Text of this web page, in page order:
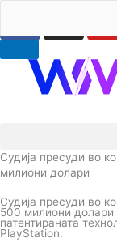
content
e
k
t
a
a
m
t
u
Судија пресуди во
милиони долари
Судија пресуди во
500 милиони долари
патентираната
PlayStation.